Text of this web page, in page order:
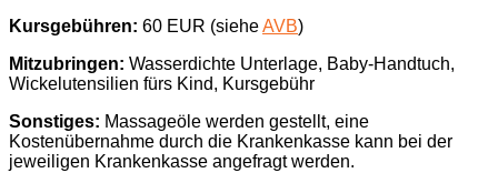
Kursgebühren: 60 EUR (sieheAVB)
Mitzubringen: Wasserdichte Unterlage, Baby-Handtuch,
Wickelutensilien fürs Kind, Kursgebühr
Sonstiges: Massageöle werden gestellt, eine
Kostenübernahme durch die Krankenkasse kann bei der
jeweiligen Krankenkasse angefragt werden.